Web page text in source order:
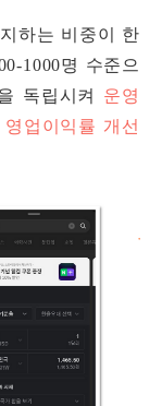
하는 비중이 한
1000명 수준으
독립시켜
운영
업이익률 개선